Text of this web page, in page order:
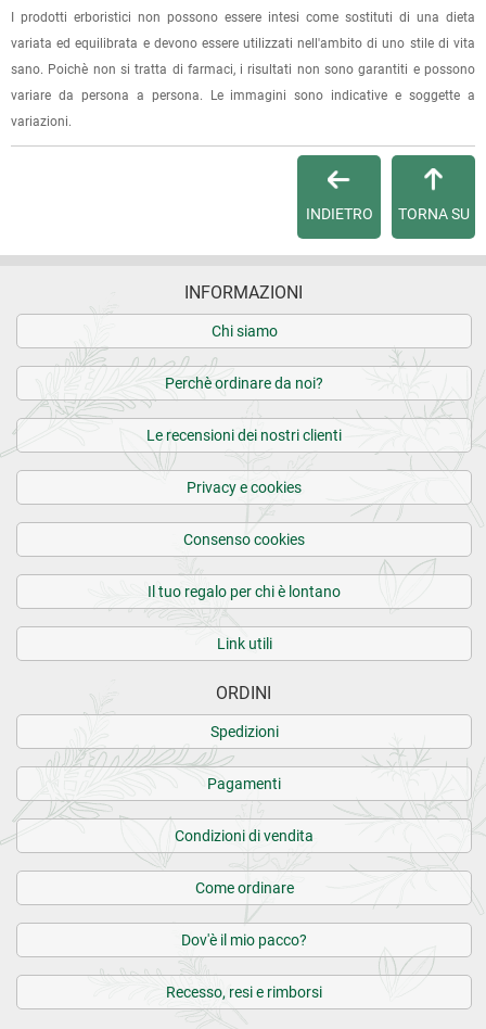
I prodotti erboristici non possono essere intesi come sostituti di una dieta
variata ed equilibrata e devono essere utilizzati nell'ambito di uno stile di vita
sano. Poichè non si tratta di farmaci, i risultati non sono garantiti e possono
variare da persona a persona. Le immagini sono indicative e soggette a
variazioni.
TORNA SU
INDIETRO
INFORMAZIONI
Chi siamo
Perchè ordinare da noi?
Le recensioni dei nostri clienti
Privacy e cookies
Consenso cookies
Il tuo regalo per chi è lontano
Link utili
ORDINI
Spedizioni
Pagamenti
Condizioni di vendita
Come ordinare
Dov'è il mio pacco?
Recesso, resi e rimborsi